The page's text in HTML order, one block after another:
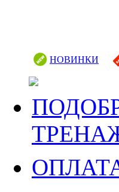
НОВИНКИ